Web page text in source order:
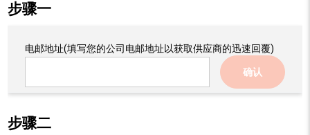
步骤一
电邮地址(填写您的公司电邮地址以获取供应商的迅速回覆)
确认
步骤二